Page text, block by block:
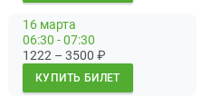
16 марта
06:30 - 07:30
1222 – 3500 ₽
КУПИТЬ БИЛЕТ